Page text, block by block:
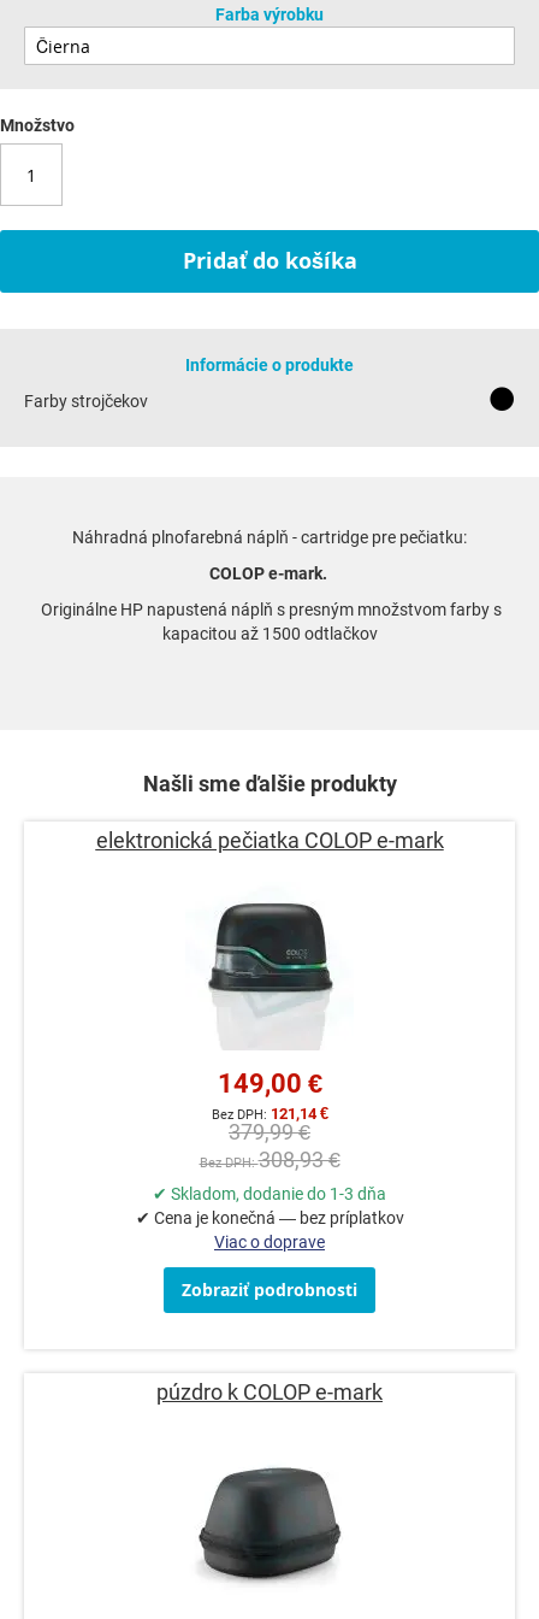
Farba výrobku
Množstvo
Pridať do košíka
Informácie o produkte
Farby strojčekov
Náhradná plnofarebná náplň - cartridge pre pečiatku:
COLOP e-mark.
Originálne HP napustená náplň s presným množstvom farby s
kapacitou až 1500 odtlačkov
Našli sme ďalšie produkty
elektronická pečiatka COLOP e-mark
149,00 €
121,14 €
379,99 €
308,93 €
✔ Skladom, dodanie do 1-3 dňa
✔ Cena je konečná — bez príplatkov
Viac o doprave
Zobraziť podrobnosti
púzdro k COLOP e-mark